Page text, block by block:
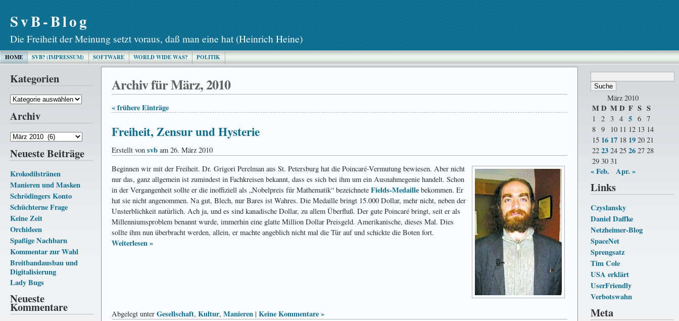
SvB-Blog
Die Freiheit der Meinung setzt voraus, daß man eine hat (Heinrich Heine)
HOME SVB? (IMPRESSUM) SOFTWARE WORLD WIDE WAS? POLITIK
Kategorien
Kategorien
Archiv
Archiv
Neueste Beiträge
Krokodilstränen
Manieren und Masken
Schrödingers Konto
Schüchterne Frage
Keine Zeit
Orchideen
Spaßige Nachbarn
Kommentar zur Wahl
Breitbandausbau und
Digitalisierung
Lady Bugs
Neueste
Kommentare
März 2010
MD MD F S S
1 2 3 4 5 6 7
8 9 10 11 12 13 14
15 16 17 18 19 20 21
22 23 24 25 26 27 28
29 30 31
« Feb. Apr. »
Links
Czyslansky
Daniel Daffke
Netzheimer-Blog
SpaceNet
Sprengsatz
Tim Cole
USA erklärt
UserFriendly
Verbotswahn
Meta
Archiv für März, 2010
« frühere Einträge
Freiheit, Zensur und Hysterie
Erstellt von svb am 26. März 2010
Beginnen wir mit der Freiheit. Dr. Grigori Perelman aus St. Petersburg hat die Poincaré-Vermutung bewiesen. Aber nicht
nur das, ganz allgemein ist zumindest in Fachkreisen bekannt, dass es sich bei ihm um ein Ausnahme­genie handelt. Schon
in der Ver­gangen­heit sollte er die inoffiziell als „Nobel­preis für Mathe­matik“ be­zeich­nete Fields-Medaille bekommen. Er
hat sie nicht an­ge­nom­men. Na gut, Blech, nur Bares ist Wahres. Die Medaille bringt 15.000 Dollar, mehr nicht, neben der
Un­sterb­lich­keit natür­lich. Ach ja, und es sind kanadische Dollar, zu allem Überfluß. Der gute Poincaré bringt, seit er als
Millen­niums­pro­blem benannt wurde, immer­hin eine glatte Million Dollar Preis­geld. Ameri­kanische, dieses Mal. Dies
sollte ihm nun über­bracht werden, allein, er machte an­geb­lich nicht mal die Tür auf und schickte die Boten fort.
Weiterlesen »
Abgelegt unter Gesellschaft, Kultur, Manieren | Keine Kommentare »